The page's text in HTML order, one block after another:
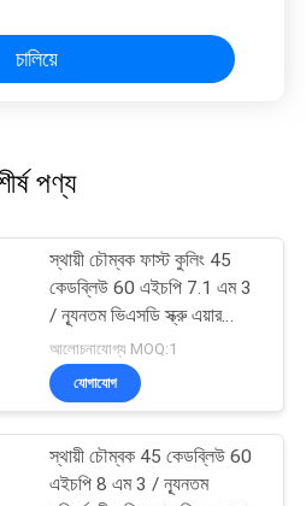
চালিয়ে
পণ্য
স্থায়ী চৌম্বক ফাস্ট কুলিং 45
কেডব্লিউ 60 এইচপি 7.1 এম 3
/ ন্যূনতম ভিএসডি স্ক্রু এয়ার
কম্প্রেসার
আলোচনাযোগ্য MOQ:1
যোগাযোগ
স্থায়ী চৌম্বক 45 কেডব্লিউ 60
এইচপি 8 এম 3 / ন্যূনতম